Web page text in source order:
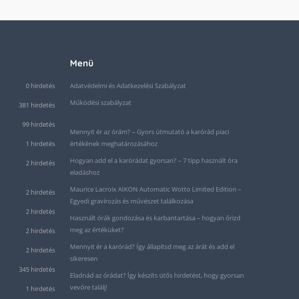
0 hirdetés
381 hirdetés
99 hirdetés
1 hirdetés
2 hirdetés
2 hirdetés
2 hirdetés
2 hirdetés
2 hirdetés
345 hirdetés
1 hirdetés
Menü
Adatvédelmi és Adatkezelési Szabályzat
Működési szabályzat
Mennyit ér az órám? – Gyors útmutató a karórád piaci
értékének meghatározásához
Hogyan add el a karórádat gyorsan? – 7 tipp használt óra
eladáshoz
Maurice Lacroix AIKON Automatic Wotto Limited Edition –
Egyedi gravírozás és művészet találkozása
Használt órák gondozása és karbantartása – hogyan őrizd
meg az értéküket?
Mennyit ér a karórád? Így állapítsd meg az árát és add el
sikeresen
Eladnád az órádat? Így készíts ütős hirdetést, hogy gyorsan
vevőre találj!